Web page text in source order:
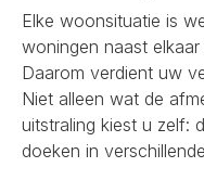
Elke woonsituatie is
woningen naast
Daarom verdient uw
Niet alleen wat de
uitstraling kiest u zelf:
doeken in